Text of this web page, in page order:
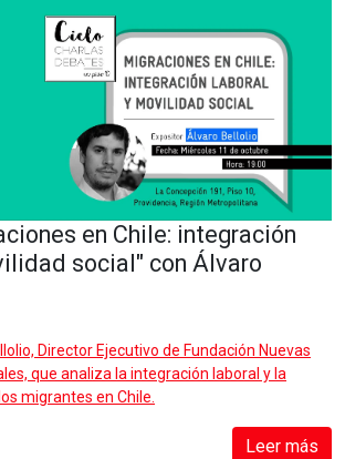
en Chile: integración
social" con Álvaro
Director Ejecutivo de Fundación Nuevas
que analiza la integración laboral y la
migrantes en Chile.
Leer más